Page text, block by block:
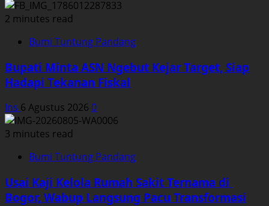
2 minutes read
Bumi Tuntung Pandang
Bupati Minta ASN Ngebut Kejar Target, Siap
Hadapi Tekanan Fiskal
Ins 6 Agustus 2026 0
3 minutes read
Bumi Tuntung Pandang
Usai Kaji Kelola Rumah Sakit Ternama di
Bogor, Wabup Langsung Pacu Transformasi